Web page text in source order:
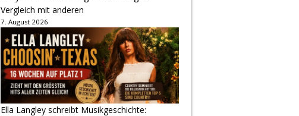
Vergleich mit anderen
7. August 2026
Ella Langley schreibt Musikgeschichte: